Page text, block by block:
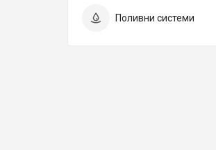
Поливни системи